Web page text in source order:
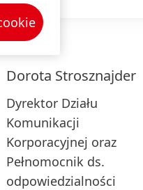
Dorota Strosznajder
Dyrektor Działu
Komunikacji
Korporacyjnej oraz
Pełnomocnik ds.
odpowiedzialności